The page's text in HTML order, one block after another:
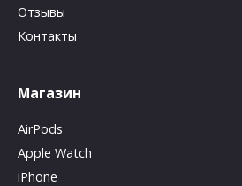
Отзывы
Контакты
Магазин
AirPods
Apple Watch
iPhone